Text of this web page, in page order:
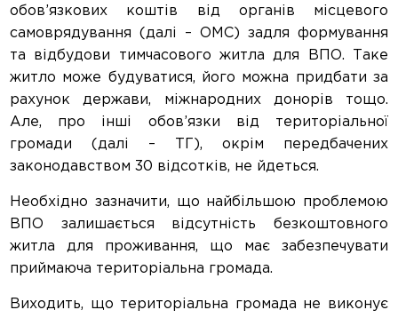
обов’язкових коштів від органів місцевого
самоврядування (далі – ОМС) задля формування
та відбудови тимчасового житла для ВПО. Таке
житло може будуватися, його можна придбати за
рахунок держави, міжнародних донорів тощо.
Але, про інші обов’язки від територіальної
громади (далі – ТГ), окрім передбачених
законодавством 30 відсотків, не йдеться.
Необхідно зазначити, що найбільшою проблемою
ВПО залишається відсутність безкоштовного
житла для проживання, що має забезпечувати
приймаюча територіальна громада.
Виходить, що територіальна громада не виконує